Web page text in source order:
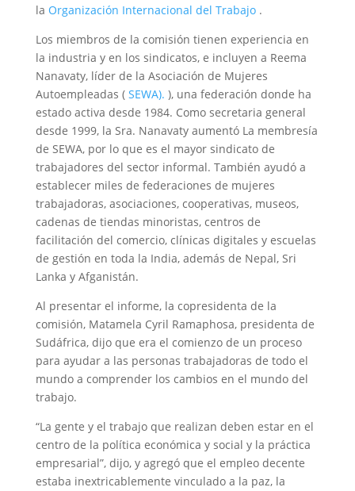
la Organización Internacional del Trabajo.
Los miembros de la comisión tienen experiencia en
la industria y en los sindicatos, e incluyen a Reema
Nanavaty, líder de la Asociación de Mujeres
Autoempleadas ( SEWA). ), una federación donde ha
estado activa desde 1984. Como secretaria general
desde 1999, la Sra. Nanavaty aumentó La membresía
de SEWA, por lo que es el mayor sindicato de
trabajadores del sector informal. También ayudó a
establecer miles de federaciones de mujeres
trabajadoras, asociaciones, cooperativas, museos,
cadenas de tiendas minoristas, centros de
facilitación del comercio, clínicas digitales y escuelas
de gestión en toda la India, además de Nepal, Sri
Lanka y Afganistán.
Al presentar el informe, la copresidenta de la
comisión, Matamela Cyril Ramaphosa, presidenta de
Sudáfrica, dijo que era el comienzo de un proceso
para ayudar a las personas trabajadoras de todo el
mundo a comprender los cambios en el mundo del
trabajo.
“La gente y el trabajo que realizan deben estar en el
centro de la política económica y social y la práctica
empresarial”, dijo, y agregó que el empleo decente
estaba inextricablemente vinculado a la paz, la